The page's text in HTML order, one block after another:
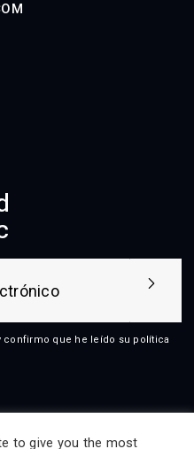
confirmo que he leído su política
to give you the most